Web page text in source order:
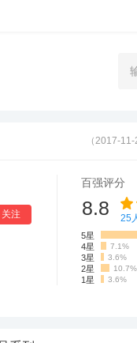
（2017-
百强评分
8.8 25
5星
4星 7.1%
3星 3.6%
2星 10.7%
1星 3.6%